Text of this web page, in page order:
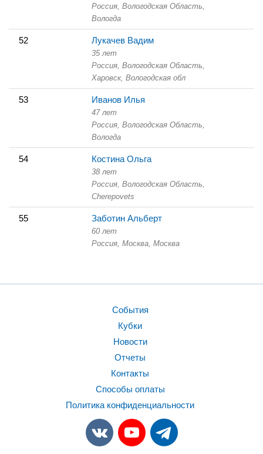
Россия, Вологодская Область,
Вологда
52 Лукачев Вадим
35 лет
Россия, Вологодская Область,
Харовск, Вологодская обл
53 Иванов Илья
47 лет
Россия, Вологодская Область,
Вологда
54 Костина Ольга
38 лет
Россия, Вологодская Область,
Cherepovets
55 Заботин Альберт
60 лет
Россия, Москва, Москва
События
Кубки
Новости
Отчеты
Контакты
Способы оплаты
Политика конфиденциальности